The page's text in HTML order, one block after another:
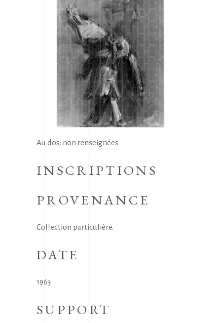
Au dos: non renseignées
INSCRIPTIONS
PROVENANCE
Collection particulière.
DATE
1963
SUPPORT